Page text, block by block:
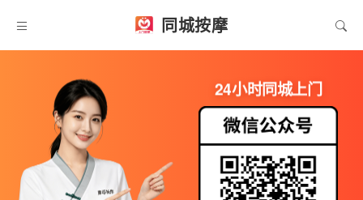
同城按摩
24小时同城上门